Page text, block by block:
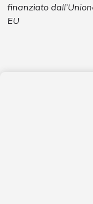
finanziato
EU